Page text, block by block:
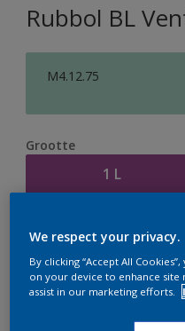
Rubbol BL
M4.12.75
Grootte
1 L
Op dit moment is het
We respect your privacy.
By clicking “Accept All
on your device to enhance site
assist in our marketing efforts.